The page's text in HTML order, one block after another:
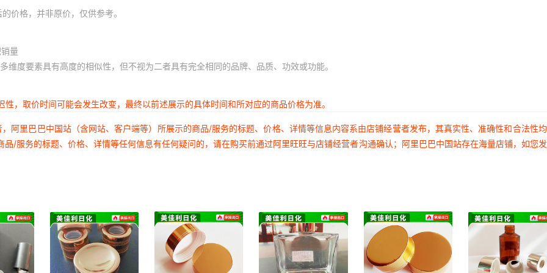
价格，并非原价，仅供参考。
量
度要素具有高度的相似性，但不视为二者具有完全相同的品牌、品质、功效或功能。
，取价时间可能会发生改变，最终以前述展示的具体时间和所对应的商品价格为准。
阿里巴巴中国站（含网站、客户端等）所展示的商品/服务的标题、价格、详情等信息内容系由店铺经营者发布，其真实性、准确性和合法性
/服务的标题、价格、详情等任何信息有任何疑问的，请在购买前通过阿里旺旺与店铺经营者沟通确认；阿里巴巴中国站存在海量店铺，如您